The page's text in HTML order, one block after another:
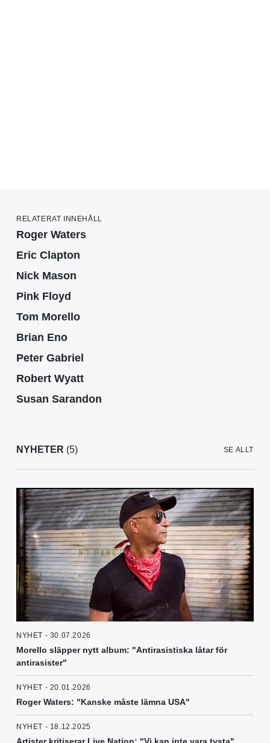
RELATERAT INNEHÅLL
Roger Waters
Eric Clapton
Nick Mason
Pink Floyd
Tom Morello
Brian Eno
Peter Gabriel
Robert Wyatt
Susan Sarandon
NYHETER (5) SE ALLT
NYHET - 30.07.2026
Morello släpper nytt album: "Antirasistiska låtar för
antirasister"
NYHET - 20.01.2026
Roger Waters: "Kanske måste lämna USA"
NYHET - 18.12.2025